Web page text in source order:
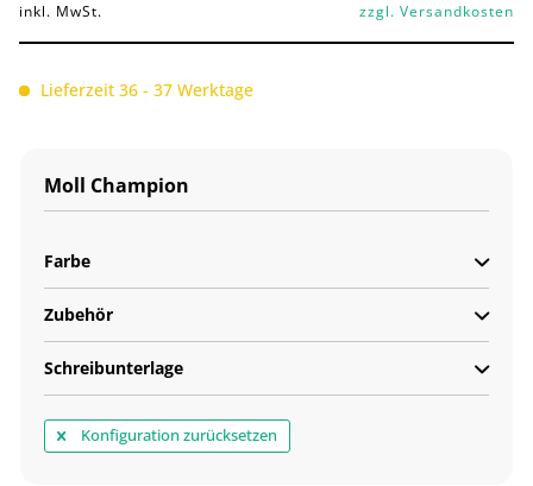
inkl. MwSt. zzgl. Versandkosten
Lieferzeit 36 - 37 Werktage
Moll Champion
Farbe
Zubehör
Schreibunterlage
Konfiguration zurücksetzen